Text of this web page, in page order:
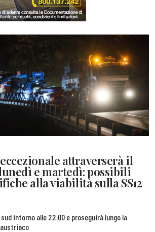
attraverserà il
e martedì: possibili
alla viabilità sulla SS12
intorno alle 22:00 e proseguirà lungo la